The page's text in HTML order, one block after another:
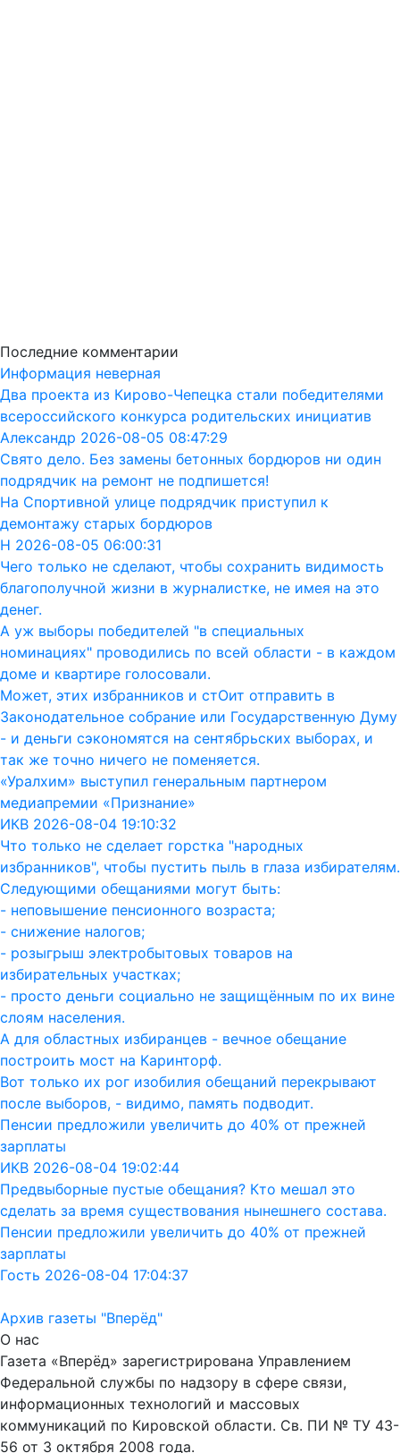
Последние комментарии
Информация неверная
Два проекта из Кирово-Чепецка стали победителями
всероссийского конкурса родительских инициатив
Александр 2026-08-05 08:47:29
Свято дело. Без замены бетонных бордюров ни один
подрядчик на ремонт не подпишется!
На Спортивной улице подрядчик приступил к
демонтажу старых бордюров
Н 2026-08-05 06:00:31
Чего только не сделают, чтобы сохранить видимость
благополучной жизни в журналистке, не имея на это
денег.
А уж выборы победителей "в специальных
номинациях" проводились по всей области - в каждом
доме и квартире голосовали.
Может, этих избранников и стОит отправить в
Законодательное собрание или Государственную Думу
- и деньги сэкономятся на сентябрьских выборах, и
так же точно ничего не поменяется.
«Уралхим» выступил генеральным партнером
медиапремии «Признание»
ИКВ 2026-08-04 19:10:32
Что только не сделает горстка "народных
избранников", чтобы пустить пыль в глаза избирателям.
Следующими обещаниями могут быть:
- неповышение пенсионного возраста;
- снижение налогов;
- розыгрыш электробытовых товаров на
избирательных участках;
- просто деньги социально не защищённым по их вине
слоям населения.
А для областных избиранцев - вечное обещание
построить мост на Каринторф.
Вот только их рог изобилия обещаний перекрывают
после выборов, - видимо, память подводит.
Пенсии предложили увеличить до 40% от прежней
зарплаты
ИКВ 2026-08-04 19:02:44
Предвыборные пустые обещания? Кто мешал это
сделать за время существования нынешнего состава.
Пенсии предложили увеличить до 40% от прежней
зарплаты
Гость 2026-08-04 17:04:37
Архив газеты "Вперёд"
О нас
Газета «Вперёд» зарегистрирована Управлением
Федеральной службы по надзору в сфере связи,
информационных технологий и массовых
коммуникаций по Кировской области. Св. ПИ № ТУ 43-
56 от 3 октября 2008 года.